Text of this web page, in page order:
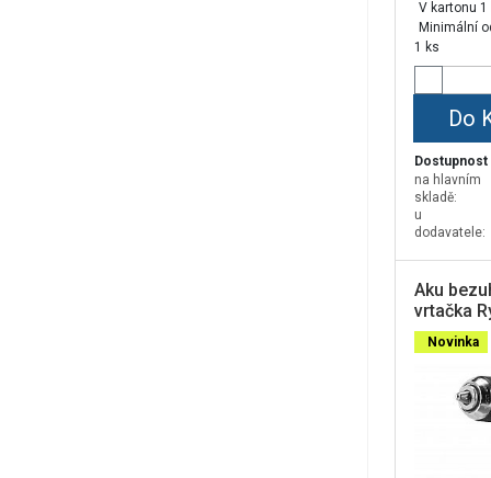
V kartonu 1
Minimální
1 ks
Do
Dostupnost
na hlavním
skladě:
u
dodavatele:
Aku
vrtačka
18V
Novinka